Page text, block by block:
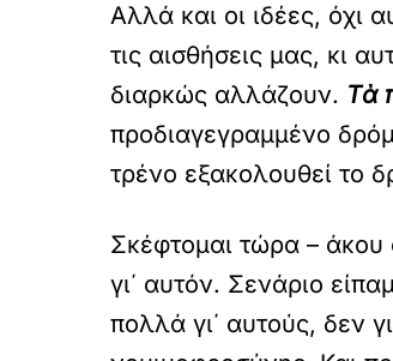
Αλλά και οι ιδέες, όχι
τις αισθήσεις μας, κι
διαρκώς αλλάζουν. Τὰ
προδιαγεγραμμένο
τρένο εξακολουθεί το
Σκέφτομαι τώρα – άκου
γι΄ αυτόν. Σενάριο
πολλά γι΄ αυτούς, δεν